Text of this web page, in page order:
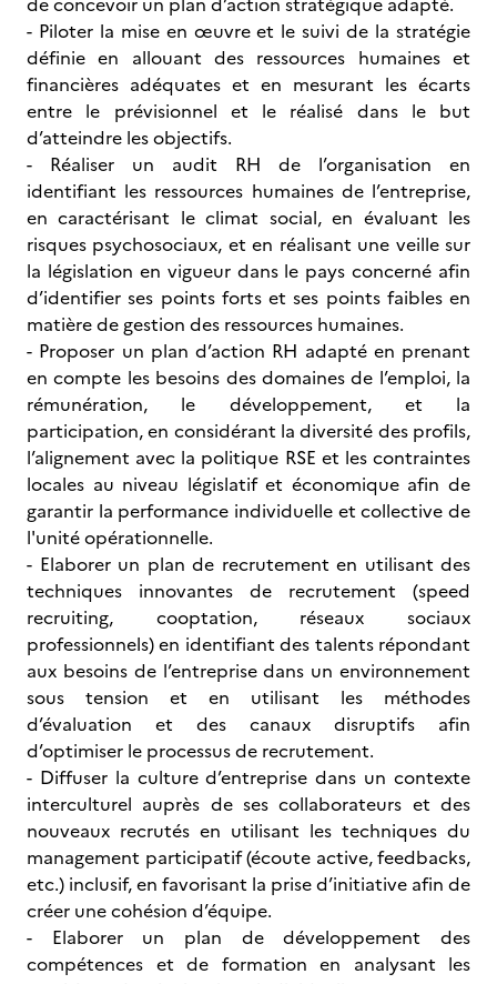
- Piloter la mise en œuvre et le suivi de la stratégie
définie en allouant des ressources humaines et
financières adéquates et en mesurant les écarts
entre le prévisionnel et le réalisé dans le but
d’atteindre les objectifs.
- Réaliser un audit RH de l’organisation en
identifiant les ressources humaines de l’entreprise,
en caractérisant le climat social, en évaluant les
risques psychosociaux, et en réalisant une veille sur
la législation en vigueur dans le pays concerné afin
d’identifier ses points forts et ses points faibles en
matière de gestion des ressources humaines.
- Proposer un plan d’action RH adapté en prenant
en compte les besoins des domaines de l’emploi, la
rémunération, le développement, et la
participation, en considérant la diversité des profils,
l’alignement avec la politique RSE et les contraintes
locales au niveau législatif et économique afin de
garantir la performance individuelle et collective de
l'unité opérationnelle.
- Elaborer un plan de recrutement en utilisant des
techniques innovantes de recrutement (speed
recruiting, cooptation, réseaux sociaux
professionnels) en identifiant des talents répondant
aux besoins de l’entreprise dans un environnement
sous tension et en utilisant les méthodes
d’évaluation et des canaux disruptifs afin
d’optimiser le processus de recrutement.
- Diffuser la culture d’entreprise dans un contexte
interculturel auprès de ses collaborateurs et des
nouveaux recrutés en utilisant les techniques du
management participatif (écoute active, feedbacks,
etc.) inclusif, en favorisant la prise d’initiative afin de
créer une cohésion d’équipe.
- Elaborer un plan de développement des
compétences et de formation en analysant les